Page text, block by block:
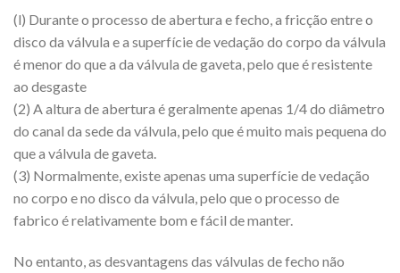
(l) Durante o processo de abertura e fecho, a fricção entre o
disco da válvula e a superfície de vedação do corpo da válvula
é menor do que a da válvula de gaveta, pelo que é resistente
ao desgaste
(2) A altura de abertura é geralmente apenas 1/4 do diâmetro
do canal da sede da válvula, pelo que é muito mais pequena do
que a válvula de gaveta.
(3) Normalmente, existe apenas uma superfície de vedação
no corpo e no disco da válvula, pelo que o processo de
fabrico é relativamente bom e fácil de manter.
No entanto, as desvantagens das válvulas de fecho não